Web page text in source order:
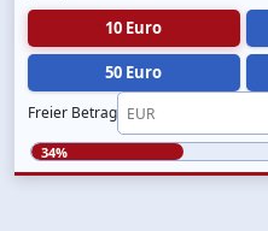
10 Euro
50 Euro
Freier Betrag
34%